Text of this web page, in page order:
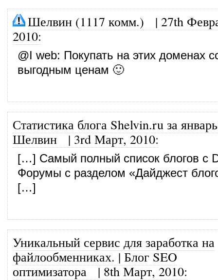
Шелвин (1117 комм.) | 27th
2010:
@I web: Покупать на этих доменах
выгодным ценам 🙂
Статистика блога Shelvin.ru за
Шелвин|3rd Март, 2010:
[…] Самый полный список блогов с
Форумы с разделом «Дайджест
[…]
Уникальный сервис для заработка на
файлообменниках. | Блог SEO
оптимизатора|8th Март, 2010: